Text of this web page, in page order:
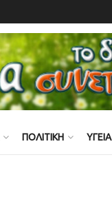
ΠΟΛΙΤΙΚΗ ΥΓΕΙΑ